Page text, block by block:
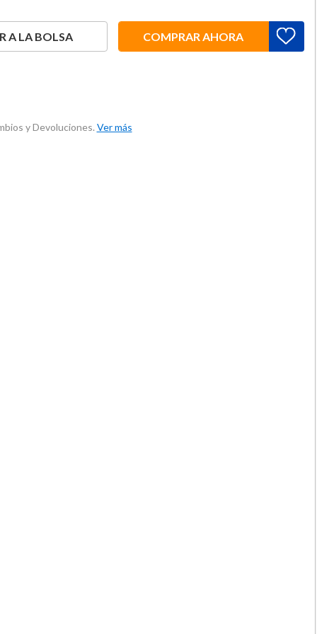
A LA BOLSA COMPRAR AHORA
y Devoluciones. Ver más